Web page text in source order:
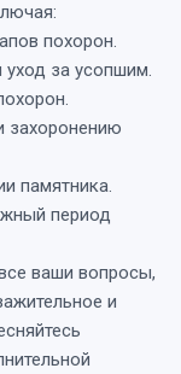
похорон.
уход за усопшим.
захоронению
памятника.
период
ваши вопросы,
и